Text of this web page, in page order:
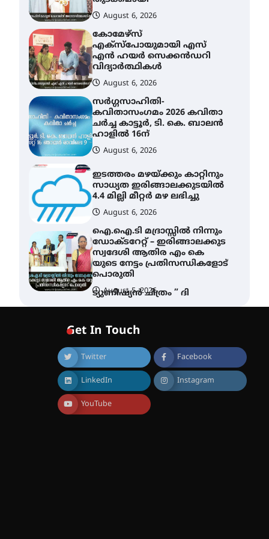
August 6, 2026
കോമേഴ്സ്
എക്സ്പോയുമായി എസ്
എൻ ഹയർ സെക്കൻഡറി
വിദ്യാർത്ഥികൾ
August 6, 2026
സർഗ്ഗസാഹിതി-
കവിതാസംഗമം 2026 കവിതാ
ചർച്ച കാട്ടൂർ, ടി. കെ. ബാലൻ
ഹാളിൽ 16ന്
August 6, 2026
ഇടത്തരം മഴയ്ക്കും കാറ്റിനും
സാധ്യത ഇരിങ്ങാലക്കുടയിൽ
4.4 മില്ലി മീറ്റർ മഴ ലഭിച്ചു
August 6, 2026
ഐ.ഐ.ടി മദ്രാസ്സിൽ നിന്നും
ഡോക്ടറേറ്റ് – ഇരിങ്ങാലക്കുട
സ്വദേശി ആതിര എം കെ
യുടെ നേട്ടം പ്രതിസന്ധികളോട്
പൊരുതി
August 5, 2026
ട്യുണീഷ്യൻ ചിത്രം ” ദി
സൊസൈറ്റി ആഗസ്റ്റ് 7
വെള്ളിയാഴ്ച സ്‌ക്രീൻ
ചെയ്യുന്നു
August 6, 2026
സെന്റ് ജോസഫ്സ് കോളജ്
കോമേഴ്‌സ്
അസോസിയേഷന്
തുടക്കമായി
Get In Touch
Twitter Facebook
LinkedIn Instagram
YouTube